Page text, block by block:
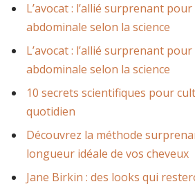
L’avocat : l’allié surprenant
abdominale selon la science
L’avocat : l’allié surprenant
abdominale selon la science
10 secrets scientifiques pour
quotidien
Découvrez la méthode
longueur idéale de vos cheveux
Jane Birkin : des looks qui